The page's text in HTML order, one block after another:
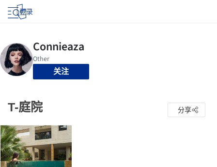
登录
关注
T-庭院 分享